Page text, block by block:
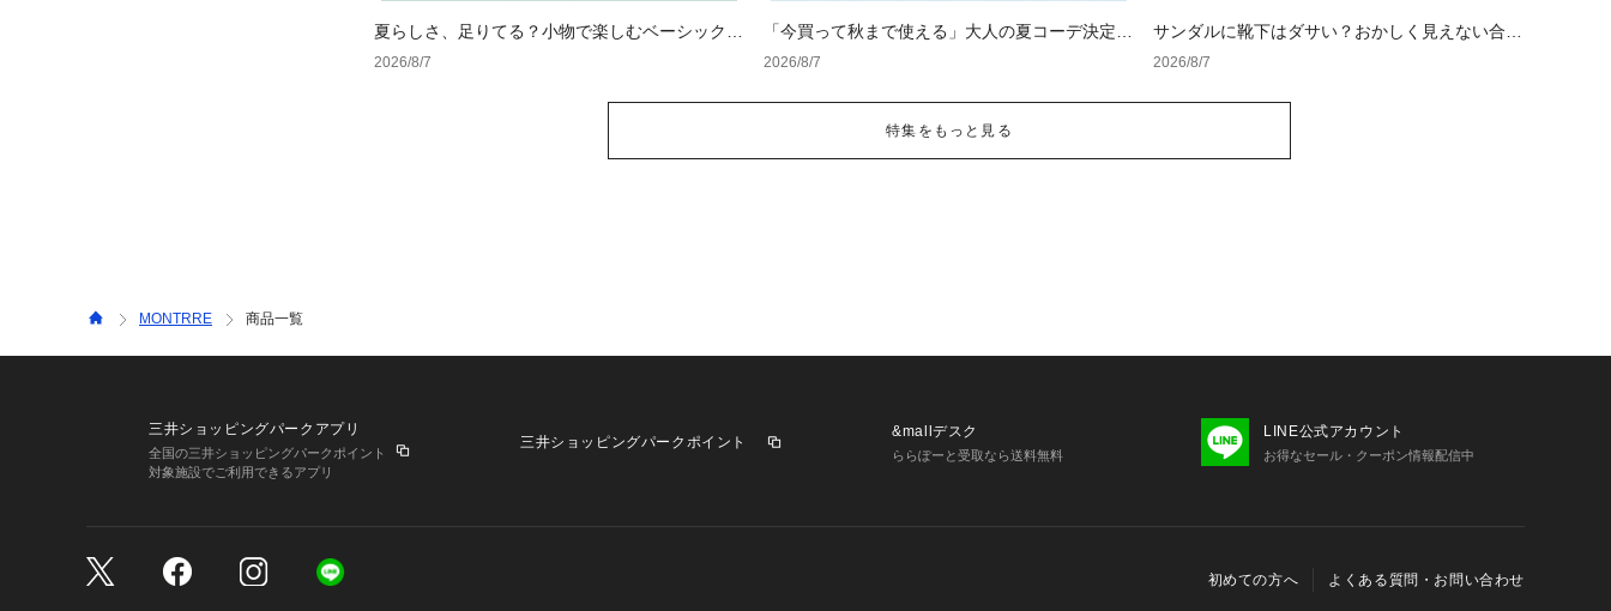
夏らしさ、足りてる？小物で楽しむベーシックコ
ーデ4選
2026/8/7
「今買って秋まで使える」大人の夏コーデ決定
版！男女別正解スタイルとNGな着こなし
2026/8/7
サンダルに靴下はダサい？おかしく見えない合わ
せ方の黄金法則と男女別おすすめコーデ
2026/8/7
特集をもっと見る
MONTRRE 商品一覧
三井ショッピングパークアプリ
全国の三井ショッピングパークポイント
対象施設でご利用できるアプリ
三井ショッピングパークポイント
&mallデスク
ららぽーと受取なら送料無料
LINE公式アカウント
お得なセール・クーポン情報配信中
初めての方へ よくある質問・お問い合わせ